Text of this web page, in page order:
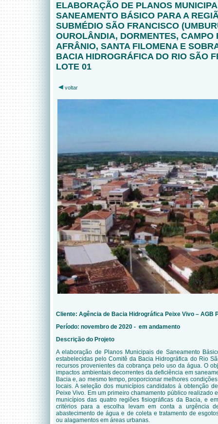
ELABORAÇÃO DE PLANOS
SANEAMENTO BÁSICO PARA A
SUBMÉDIO SÃO FRANCISCO
OUROLÂNDIA, DORMENTES, CAMPO
AFRÂNIO, SANTA FILOMENA E
BACIA HIDROGRÁFICA DO RIO SÃO
LOTE 01
voltar
Cliente: Agência de Bacia Hidrográfica Peixe Vivo – AGB
Período: novembro de 2020 - em andamento
Descrição do Projeto
A elaboração de Planos Municipais de Saneamento
estabelecidas pelo Comitê da Bacia Hidrográfica do Rio
recursos provenientes da cobrança pelo uso da água. O
impactos ambientais decorrentes da deficiência em
Bacia e, ao mesmo tempo, proporcionar melhores
locais. A seleção dos municípios candidatos à obtenção
Peixe Vivo. Em um primeiro chamamento público realizado
municípios das quatro regiões fisiográficas da Bacia, e
critérios para a escolha levam em conta a urgência
abastecimento de água e de coleta e tratamento de
ou alagamentos em áreas urbanas.